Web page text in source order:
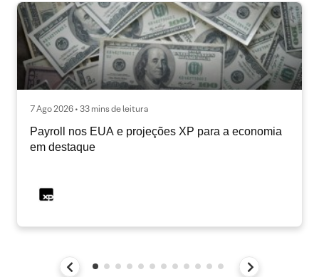
7 Ago 2026 • 33 mins de leitura
Payroll nos EUA e projeções XP para a economia
em destaque